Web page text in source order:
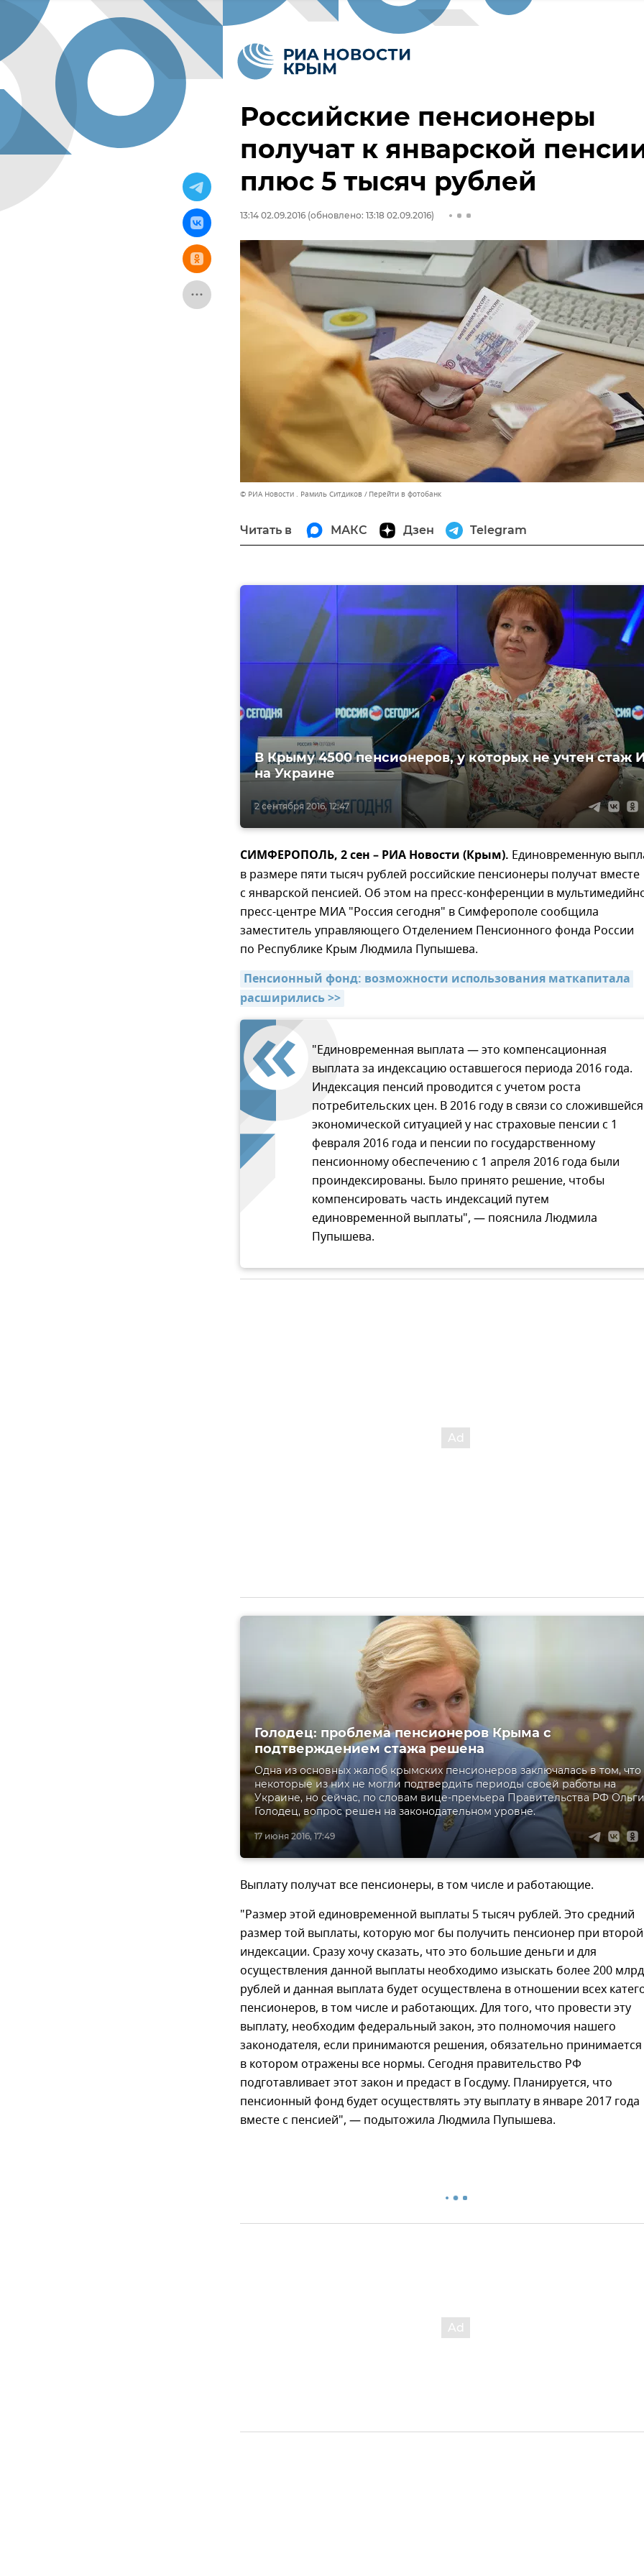
Российские пенсионеры
получат к январской
плюс 5 тысяч рублей
13:14 02.09.2016 (обновлено: 13:18 02.09.2016)
© РИА Новости . Рамиль Ситдиков Перейти в фотобанк
Читать в МАКС Дзен Telegram
2 сентября 2016, 12:47
В Крыму 4500 пенсионеров, у которых не учтен стаж
на Украине
СИМФЕРОПОЛЬ, 2 сен – РИА Новости (Крым). Единовременную
в размере пяти тысяч рублей российские пенсионеры получат вместе
с январской пенсией. Об этом на пресс-конференции в
пресс-центре МИА "Россия сегодня" в Симферополе сообщила
заместитель управляющего Отделением Пенсионного фонда России
по Республике Крым Людмила Пупышева.
Пенсионный фонд: возможности использования маткапитала
расширились >>
"Единовременная выплата — это компенсационная
выплата за индексацию оставшегося периода 2016 года.
Индексация пенсий проводится с учетом роста
потребительских цен. В 2016 году в связи со сложившейся
экономической ситуацией у нас страховые пенсии с 1
февраля 2016 года и пенсии по государственному
пенсионному обеспечению с 1 апреля 2016 года были
проиндексированы. Было принято решение, чтобы
компенсировать часть индексаций путем
единовременной выплаты", — пояснила Людмила
Пупышева.
17 июня 2016, 17:49
Голодец: проблема пенсионеров Крыма с
подтверждением стажа решена
Одна из основных жалоб крымских пенсионеров заключалась в том, что
некоторые из них не могли подтвердить периоды своей работы на
Украине, но сейчас, по словам вице-премьера Правительства РФ Ольги
Голодец, вопрос решен на законодательном уровне.
Выплату получат все пенсионеры, в том числе и работающие.
"Размер этой единовременной выплаты 5 тысяч рублей. Это средний
размер той выплаты, которую мог бы получить пенсионер при второй
индексации. Сразу хочу сказать, что это большие деньги и для
осуществления данной выплаты необходимо изыскать более 200 млрд
рублей и данная выплата будет осуществлена в отношении всех
пенсионеров, в том числе и работающих. Для того, что провести эту
выплату, необходим федеральный закон, это полномочия нашего
законодателя, если принимаются решения, обязательно
в котором отражены все нормы. Сегодня правительство РФ
подготавливает этот закон и предаст в Госдуму. Планируется, что
пенсионный фонд будет осуществлять эту выплату в январе 2017 года
вместе с пенсией", — подытожила Людмила Пупышева.